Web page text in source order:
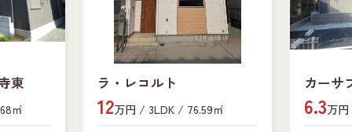
東
㎡
ラ・レコルト
12万円 / 3LDK / 76.59㎡
カーサ
6.3万